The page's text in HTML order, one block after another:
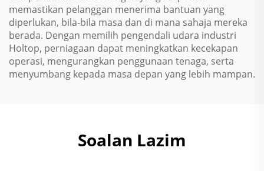
memastikan pelanggan menerima bantuan yang
diperlukan, bila-bila masa dan di mana sahaja mereka
berada. Dengan memilih pengendali udara industri
Holtop, perniagaan dapat meningkatkan kecekapan
operasi, mengurangkan penggunaan tenaga, serta
menyumbang kepada masa depan yang lebih mampan.
Soalan Lazim